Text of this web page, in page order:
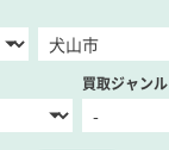
買取ジャンル